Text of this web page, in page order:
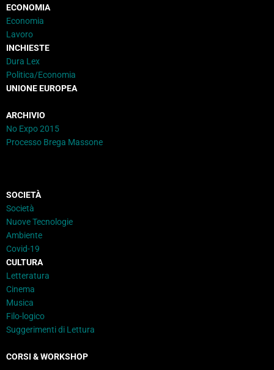
ECONOMIA
Economia
Lavoro
INCHIESTE
Dura Lex
Politica/Economia
UNIONE EUROPEA
ARCHIVIO
No Expo 2015
Processo Brega Massone
SOCIETÀ
Società
Nuove Tecnologie
Ambiente
Covid-19
CULTURA
Letteratura
Cinema
Musica
Filo-logico
Suggerimenti di Lettura
CORSI & WORKSHOP